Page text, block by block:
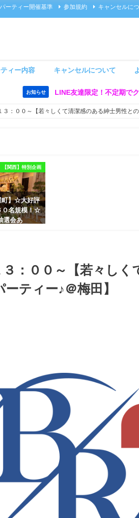
パーティー開催基準 参加規約 キャンセルに
ィー内容 キャンセルについて
お知らせ LINE友達限定！不定期で
３：００～【若々しくて清潔感のある紳士男性と
【関西】特別企画
町】☆大好評
０名規模！☆
選会あ
３：００～【若々しく
ティー♪＠梅田】